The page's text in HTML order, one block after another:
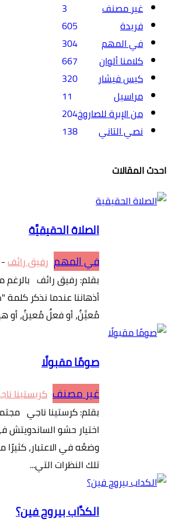
غير مصنف
3
فريدة
605
في المهم
304
كلامنا ألوان
667
كيس فيشار
320
مراسيل
11
من الإبرة للصاروخ204
نصي التاني
138
احدث المقالات
الصلاة الحقيقيَّة
في المهم رفيق رائف-
بقلم: رفيق رائف بالرغم
أذهاننا عندما نذكر
مُعيَّنٌ، أو فعلٌ مُعينٌ، أو
صومًا مقبولًا
غير مصنف كريستينا
بقلم: كرستينا ناجي
اختيار حشو الساندويتش
وضعُه في الاعتبار،
تلك النظرات التي...
الكدَّاب بيروح فين؟